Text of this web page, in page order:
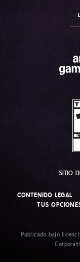
SITIO
CONTENIDO LEGAL
TUS
Publicado bajo